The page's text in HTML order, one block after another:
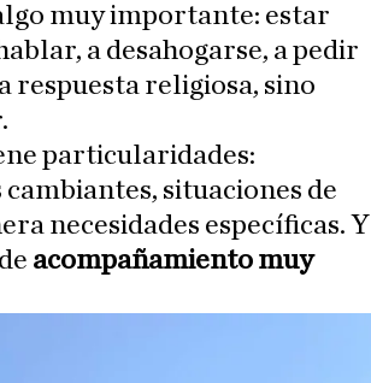
muy importante: estar
a desahogarse, a pedir
respuesta religiosa, sino
particularidades:
situaciones de
necesidades específicas. Y
acompañamiento muy